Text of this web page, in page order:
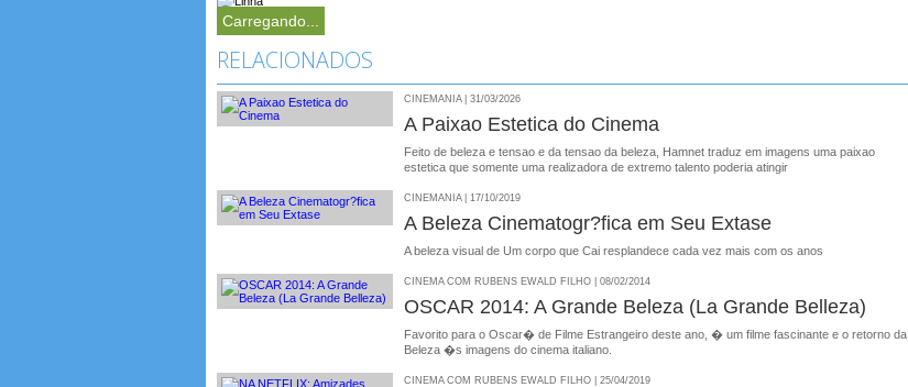
Carregando...
RELACIONADOS
CINEMANIA | 31/03/2026
A Paixao Estetica do Cinema
Feito de beleza e tensao e da tensao da beleza, Hamnet traduz em imagens uma paixao
estetica que somente uma realizadora de extremo talento poderia atingir
CINEMANIA | 17/10/2019
A Beleza Cinematogr?fica em Seu Extase
A beleza visual de Um corpo que Cai resplandece cada vez mais com os anos
CINEMA COM RUBENS EWALD FILHO | 08/02/2014
OSCAR 2014: A Grande Beleza (La Grande Belleza)
Favorito para o Oscar� de Filme Estrangeiro deste ano, � um filme fascinante e o retorno da
Beleza �s imagens do cinema italiano.
CINEMA COM RUBENS EWALD FILHO | 25/04/2019